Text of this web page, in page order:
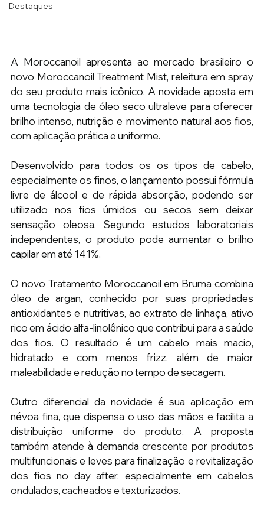
Destaques
A Moroccanoil apresenta ao mercado brasileiro o
novo Moroccanoil Treatment Mist, releitura em spray
do seu produto mais icônico. A novidade aposta em
uma tecnologia de óleo seco ultraleve para oferecer
brilho intenso, nutrição e movimento natural aos fios,
com aplicação prática e uniforme.
Desenvolvido para todos os os tipos de cabelo,
especialmente os finos, o lançamento possui fórmula
livre de álcool e de rápida absorção, podendo ser
utilizado nos fios úmidos ou secos sem deixar
sensação oleosa. Segundo estudos laboratoriais
independentes, o produto pode aumentar o brilho
capilar em até 141%.
O novo Tratamento Moroccanoil em Bruma combina
óleo de argan, conhecido por suas propriedades
antioxidantes e nutritivas, ao extrato de linhaça, ativo
rico em ácido alfa-linolênico que contribui para a saúde
dos fios. O resultado é um cabelo mais macio,
hidratado e com menos frizz, além de maior
maleabilidade e redução no tempo de secagem.
Outro diferencial da novidade é sua aplicação em
névoa fina, que dispensa o uso das mãos e facilita a
distribuição uniforme do produto. A proposta
também atende à demanda crescente por produtos
multifuncionais e leves para finalização e revitalização
dos fios no day after, especialmente em cabelos
ondulados, cacheados e texturizados.